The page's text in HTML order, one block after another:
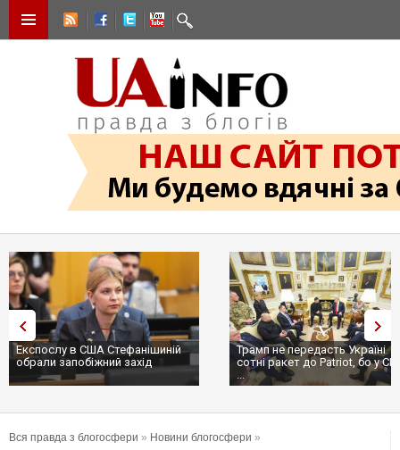
Трамп не передасть Україні
сотні ракет до Patriot, бо у США
Вибух у ресторані в Москві:
ціллю був головком ВКС
пр...
Вся правда з блогосфери » Новини блогосфери »